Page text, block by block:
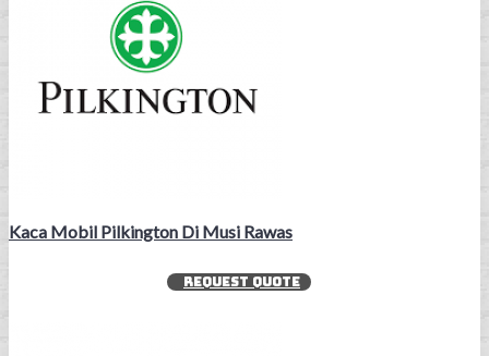
Kaca Mobil Pilkington Di Musi Rawas
REQUEST QUOTE